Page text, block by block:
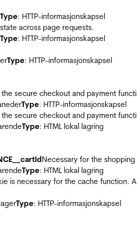
Type: HTTP-informasjonskapsel
across page requests.
Type: HTTP-informasjonskapsel
Type: HTTP-informasjonskapsel
secure checkout and payment
Type: HTTP-informasjonskapsel
secure checkout and payment
Type: HTML lokal lagring
Necessary for the
Type: HTML lokal lagring
is necessary for the cache function.
Type: HTTP-informasjonskapsel